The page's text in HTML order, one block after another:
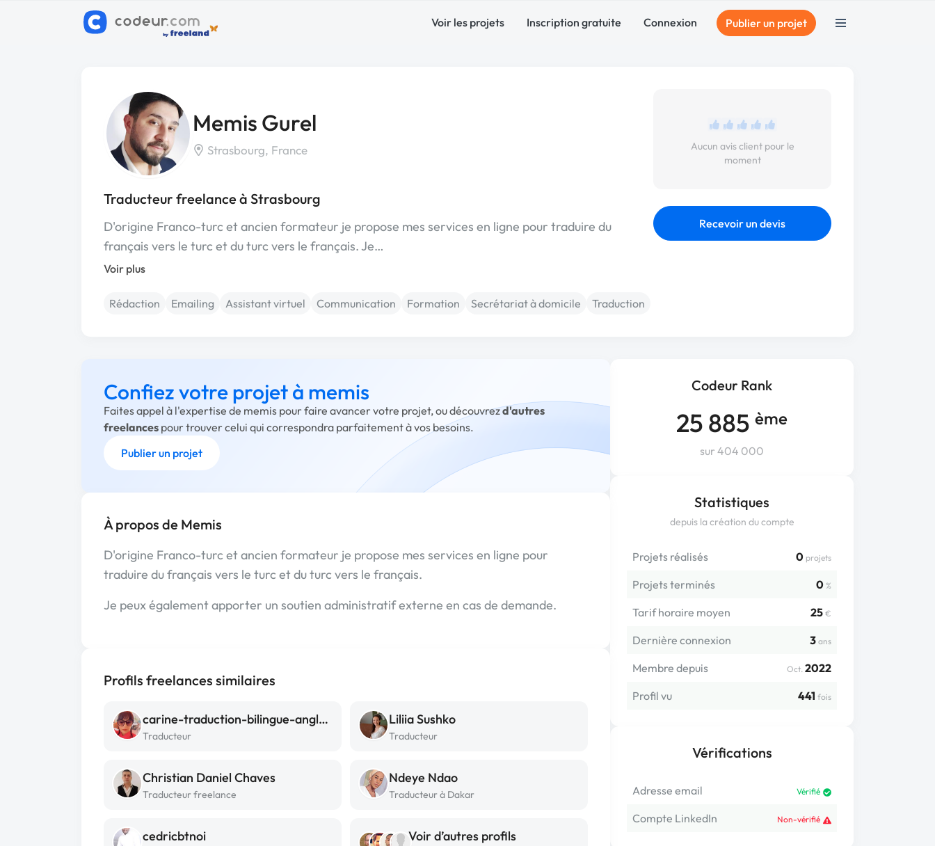
Voir les projets Inscription gratuite Connexion Publier un projet
Memis Gurel
Strasbourg, France
Traducteur freelance à Strasbourg
D'origine Franco-turc et ancien formateur je propose mes services en ligne pour traduire du
français vers le turc et du turc vers le français. Je…
Voir plus
Rédaction Emailing Assistant virtuel Communication Formation Secrétariat à domicile Traduction
Aucun avis client pour le
moment
Recevoir un devis
Codeur Rank
25 885 ème
sur 404 000
Statistiques
depuis la création du compte
Projets réalisés 0 projets
Projets terminés 0 %
Tarif horaire moyen 25 €
Dernière connexion 3 ans
Membre depuis Oct. 2022
Profil vu
441 fois
Vérifications
Adresse email Vérifié
Compte LinkedIn Non-vérifié
Confiez votre projet à memis
Faites appel à l'expertise de memis pour faire avancer votre projet, ou découvrezd'autres
freelances pour trouver celui qui correspondra parfaitement à vos besoins.
Publier un projet
À propos de Memis
D'origine Franco-turc et ancien formateur je propose mes services en ligne pour
traduire du français vers le turc et du turc vers le français.
Je peux également apporter un soutien administratif externe en cas de demande.
Profils freelances similaires
carine-traduction-bilingue-anglais
Traducteur
Liliia Sushko
Traducteur
Christian Daniel Chaves
Traducteur freelance
Ndeye Ndao
Traducteur à Dakar
cedricbtnoi Voir d’autres profils